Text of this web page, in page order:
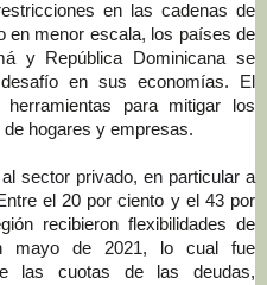
en las cadenas de
en menor escala, los países de
y República Dominicana se
en sus economías. El
para mitigar los
hogares y empresas.
sector privado, en particular a
ntre el 20 por ciento y el 43 por
recibieron flexibilidades de
mayo de 2021, lo cual fue
las cuotas de las deudas,